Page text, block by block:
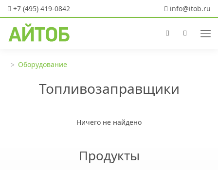
+7 (495) 419-0842 info@itob.ru
Оборудование
Топливозаправщики
Ничего не найдено
Продукты